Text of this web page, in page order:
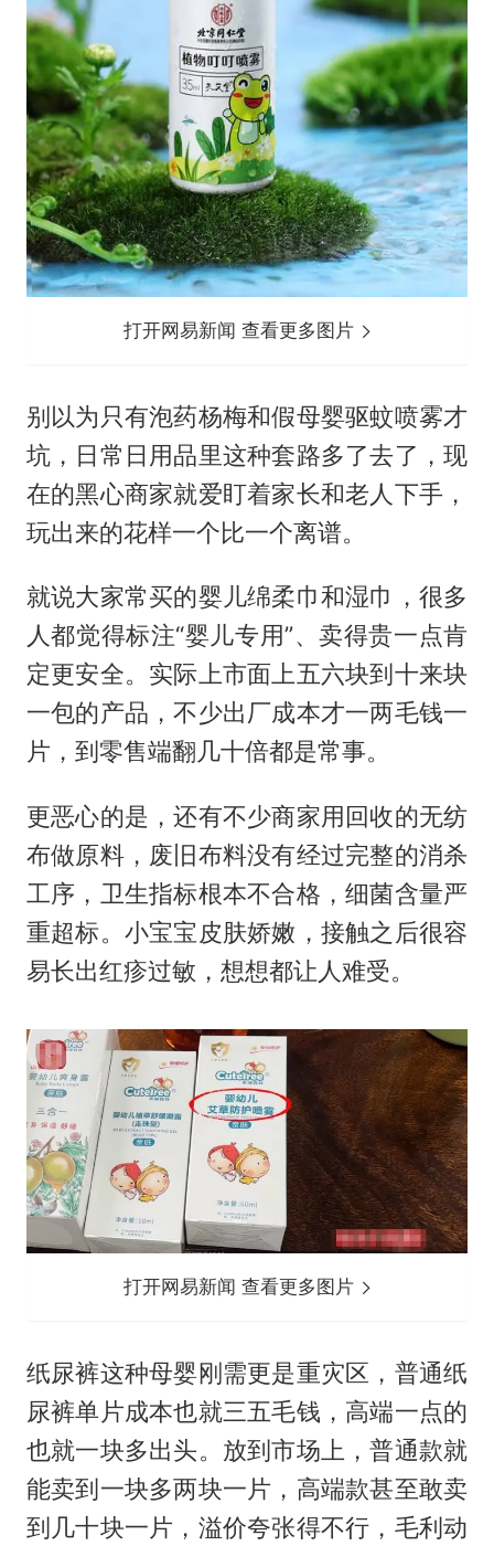
打开网易新闻 查看更多图片
别以为只有泡药杨梅和假母婴驱蚊喷雾才
坑，日常日用品里这种套路多了去了，现
在的黑心商家就爱盯着家长和老人下手，
玩出来的花样一个比一个离谱。
就说大家常买的婴儿绵柔巾和湿巾，很多
人都觉得标注“婴儿专用”、卖得贵一点肯
定更安全。实际上市面上五六块到十来块
一包的产品，不少出厂成本才一两毛钱一
片，到零售端翻几十倍都是常事。
更恶心的是，还有不少商家用回收的无纺
布做原料，废旧布料没有经过完整的消杀
工序，卫生指标根本不合格，细菌含量严
重超标。小宝宝皮肤娇嫩，接触之后很容
易长出红疹过敏，想想都让人难受。
打开网易新闻 查看更多图片
纸尿裤这种母婴刚需更是重灾区，普通纸
尿裤单片成本也就三五毛钱，高端一点的
也就一块多出头。放到市场上，普通款就
能卖到一块多两块一片，高端款甚至敢卖
到几十块一片，溢价夸张得不行，毛利动